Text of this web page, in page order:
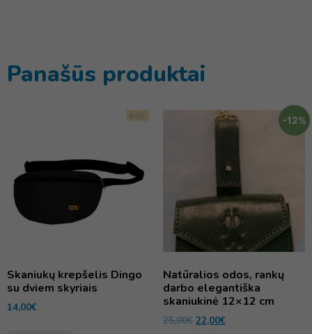
Panašūs produktai
Skaniukų krepšelis Dingo
su dviem skyriais
14,00€
-12%
Natūralios odos, rankų
darbo elegantiška
skaniukinė 12×12 cm
25,00€ 22,00€